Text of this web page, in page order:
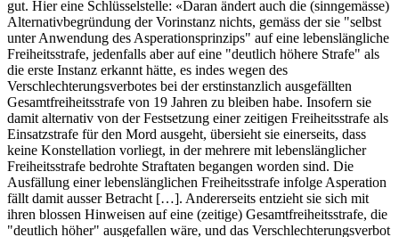
gut. Hier eine Schlüsselstelle: «Daran ändert auch die (sinngemässe)
Alternativbegründung der Vorinstanz nichts, gemäss der sie "selbst
unter Anwendung des Asperationsprinzips" auf eine lebenslängliche
Freiheitsstrafe, jedenfalls aber auf eine "deutlich höhere Strafe" als
die erste Instanz erkannt hätte, es indes wegen des
Verschlechterungsverbotes bei der erstinstanzlich ausgefällten
Gesamtfreiheitsstrafe von 19 Jahren zu bleiben habe. Insofern sie
damit alternativ von der Festsetzung einer zeitigen Freiheitsstrafe als
Einsatzstrafe für den Mord ausgeht, übersieht sie einerseits, dass
keine Konstellation vorliegt, in der mehrere mit lebenslänglicher
Freiheitsstrafe bedrohte Straftaten begangen worden sind. Die
Ausfällung einer lebenslänglichen Freiheitsstrafe infolge Asperation
fällt damit ausser Betracht […]. Andererseits entzieht sie sich mit
ihren blossen Hinweisen auf eine (zeitige) Gesamtfreiheitsstrafe, die
"deutlich höher" ausgefallen wäre, und das Verschlechterungsverbot